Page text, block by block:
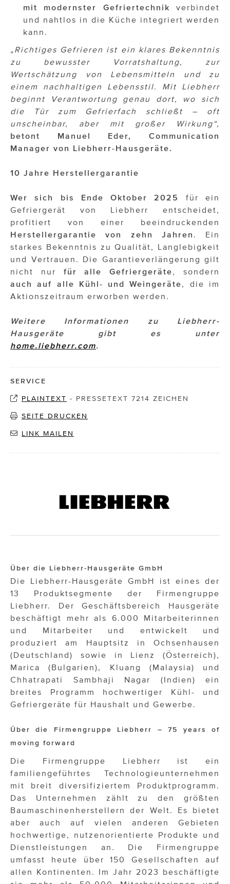
mit modernster Gefriertechnik verbindet
und nahtlos in die Küche integriert werden
kann.
„ Richtiges Gefrieren ist ein klares Bekenntnis
zu bewusster Vorratshaltung, zur
Wertschätzung von Lebensmitteln und zu
einem nachhaltigen Lebensstil. Mit Liebherr
beginnt Verantwortung genau dort, wo sich
die Tür zum Gefrierfach schließt – oft
unscheinbar, aber mit großer Wirkung“,
betont Manuel Eder, Communication
Manager von Liebherr-Hausgeräte.
10 Jahre Herstellergarantie
Wer sich bis Ende Oktober 2025
für ein
Gefriergerät von Liebherr entscheidet,
profitiert von einer beeindruckenden
Herstellergarantie von zehn Jahren . Ein
starkes Bekenntnis zu Qualität, Langlebigkeit
und Vertrauen. Die Garantieverlängerung gilt
nicht nur für alle Gefriergeräte, sondern
auch auf alle Kühl- und Weingeräte, die im
Aktionszeitraum erworben werden.
Weitere Informationen zu Liebherr-
Hausgeräte gibt es unter
home.liebherr.com.
SERVICE
PLAINTEXT - PRESSETEXT 7214 ZEICHEN
SEITE DRUCKEN
LINK MAILEN
Über die Liebherr-Hausgeräte GmbH
Die Liebherr-Hausgeräte GmbH ist eines der
13 Produktsegmente der Firmengruppe
Liebherr. Der Geschäftsbereich Hausgeräte
beschäftigt mehr als 6.000 Mitarbeiterinnen
und Mitarbeiter und entwickelt und
produziert am Hauptsitz in Ochsenhausen
(Deutschland) sowie in Lienz (Österreich),
Marica (Bulgarien), Kluang (Malaysia) und
Chhatrapati Sambhaji Nagar (Indien) ein
breites Programm hochwertiger Kühl- und
Gefriergeräte für Haushalt und Gewerbe.
Über die Firmengruppe Liebherr – 75 years of
moving forward
Die Firmengruppe Liebherr ist ein
familiengeführtes Technologieunternehmen
mit breit diversifiziertem Produktprogramm.
Das Unternehmen zählt zu den größten
Baumaschinenherstellern der Welt. Es bietet
aber auch auf vielen anderen Gebieten
hochwertige, nutzenorientierte Produkte und
Dienstleistungen an. Die Firmengruppe
umfasst heute über 150 Gesellschaften auf
allen Kontinenten. Im Jahr 2023 beschäftigte